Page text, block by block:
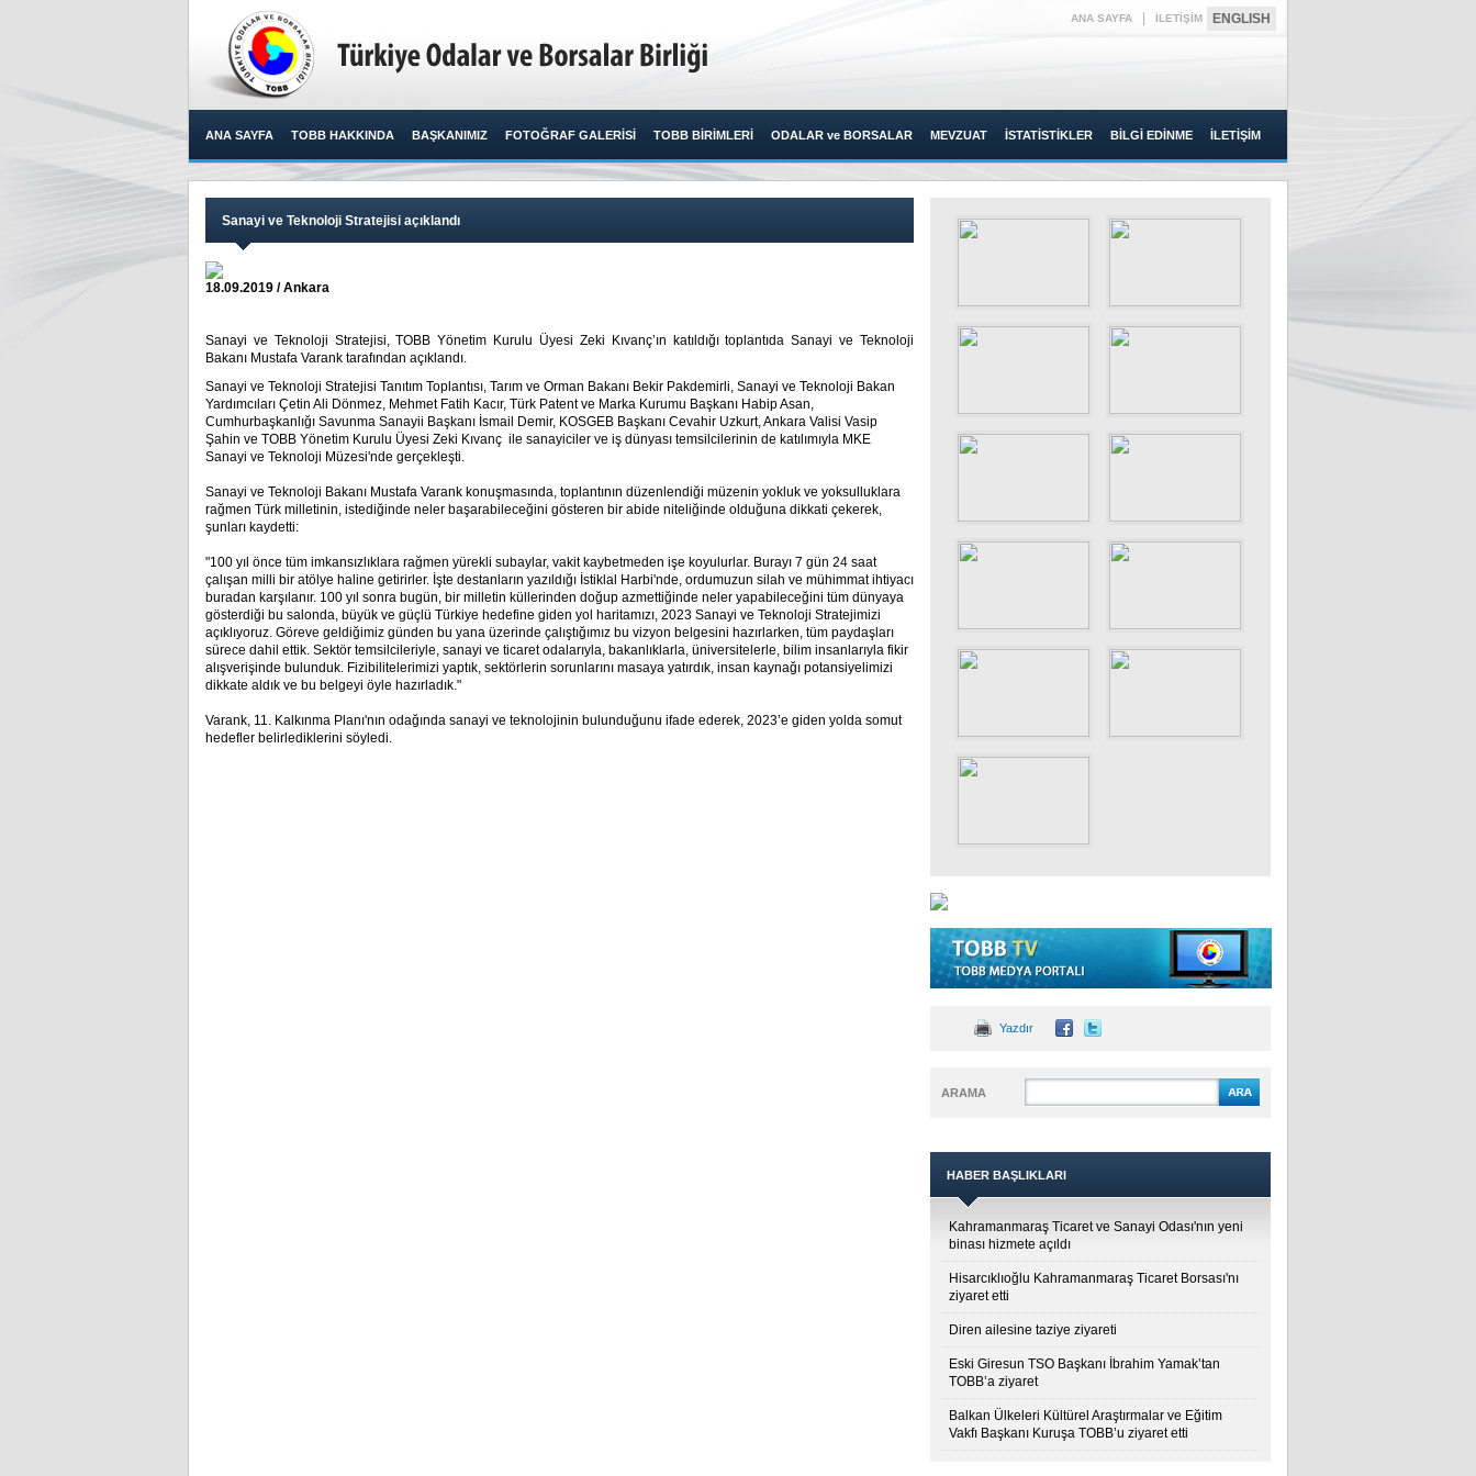
ANA SAYFA İLETİŞİM ENGLISH
ANA SAYFA TOBB HAKKINDA BAŞKANIMIZ FOTOĞRAF GALERİSİ TOBB BİRİMLERİ ODALAR ve BORSALAR MEVZUAT İSTATİSTİKLER BİLGİ EDİNME İLETİŞİM
Sanayi ve Teknoloji Stratejisi açıklandı
18.09.2019 / Ankara
Sanayi ve Teknoloji Stratejisi, TOBB Yönetim Kurulu Üyesi Zeki Kıvanç’ın katıldığı toplantıda Sanayi ve Teknoloji
Bakanı Mustafa Varank tarafından açıklandı.​
Sanayi ve Teknoloji Stratejisi Tanıtım Toplantısı, Tarım ve Orman Bakanı Bekir Pakdemirli, Sanayi ve Teknoloji Bakan
Yardımcıları Çetin Ali Dönmez, Mehmet Fatih Kacır, Türk Patent ve Marka Kurumu Başkanı Habip Asan,
Cumhurbaşkanlığı Savunma Sanayii Başkanı İsmail Demir, KOSGEB Başkanı Cevahir Uzkurt, Ankara Valisi Vasip
Şahin ve TOBB Yönetim Kurulu Üyesi Zeki Kıvanç ile sanayiciler ve iş dünyası temsilcilerinin de katılımıyla MKE
Sanayi ve Teknoloji Müzesi'nde gerçekleşti.
Sanayi ve Teknoloji Bakanı Mustafa Varank konuşmasında, toplantının düzenlendiği müzenin yokluk ve yoksulluklara
rağmen Türk milletinin, istediğinde neler başarabileceğini gösteren bir abide niteliğinde olduğuna dikkati çekerek,
şunları kaydetti:
"100 yıl önce tüm imkansızlıklara rağmen yürekli subaylar, vakit kaybetmeden işe koyulurlar. Burayı 7 gün 24 saat
çalışan milli bir atölye haline getirirler. İşte destanların yazıldığı İstiklal Harbi'nde, ordumuzun silah ve mühimmat ihtiyacı
buradan karşılanır. 100 yıl sonra bugün, bir milletin küllerinden doğup azmettiğinde neler yapabileceğini tüm dünyaya
gösterdiği bu salonda, büyük ve güçlü Türkiye hedefine giden yol haritamızı, 2023 Sanayi ve Teknoloji Stratejimizi
açıklıyoruz. Göreve geldiğimiz günden bu yana üzerinde çalıştığımız bu vizyon belgesini hazırlarken, tüm paydaşları
sürece dahil ettik. Sektör temsilcileriyle, sanayi ve ticaret odalarıyla, bakanlıklarla, üniversitelerle, bilim insanlarıyla fikir
alışverişinde bulunduk. Fizibilitelerimizi yaptık, sektörlerin sorunlarını masaya yatırdık, insan kaynağı potansiyelimizi
dikkate aldık ve bu belgeyi öyle hazırladık."
Varank, 11. Kalkınma Planı'nın odağında sanayi ve teknolojinin bulunduğunu ifade ederek, 2023’e giden yolda somut
hedefler belirlediklerini söyledi.
Yazdır
ARAMA
HABER BAŞLIKLARI
Kahramanmaraş Ticaret ve Sanayi Odası'nın yeni
binası hizmete açıldı
Hisarcıklıoğlu Kahramanmaraş Ticaret Borsası'nı
ziyaret etti
Diren ailesine taziye ziyareti
Eski Giresun TSO Başkanı İbrahim Yamak’tan
TOBB’a ziyaret
Balkan Ülkeleri Kültürel Araştırmalar ve Eğitim
Vakfı Başkanı Kuruşa TOBB’u ziyaret etti